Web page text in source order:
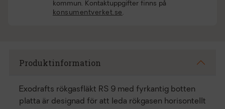
kommun. Kontaktuppgifter finns på
konsumentverket.se .
Produktinformation
Exodrafts rökgasfläkt RS 9 med fyrkantig botten
platta är designad för att leda rökgasen horisontellt